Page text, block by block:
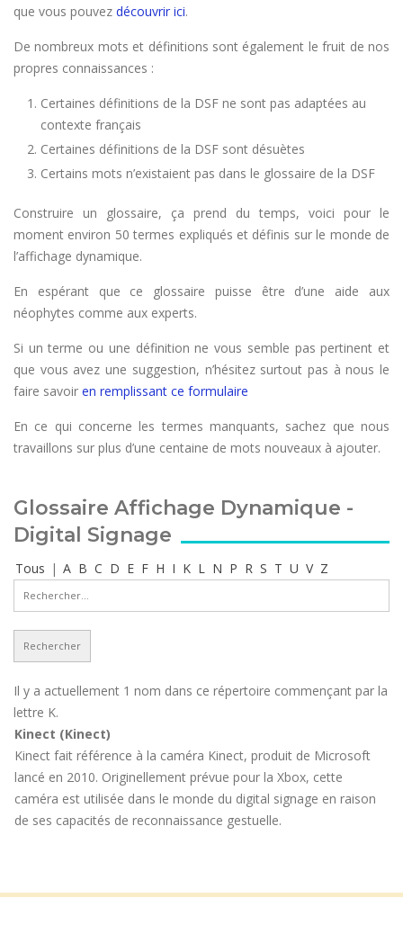
que vous pouvez découvrir ici.
De nombreux mots et définitions sont également le fruit de nos
propres connaissances :
Certaines définitions de la DSF ne sont pas adaptées au
contexte français
Certaines définitions de la DSF sont désuètes
Certains mots n’existaient pas dans le glossaire de la DSF
Construire un glossaire, ça prend du temps, voici pour le
moment environ 50 termes expliqués et définis sur le monde de
l’affichage dynamique.
En espérant que ce glossaire puisse être d’une aide aux
néophytes comme aux experts.
Si un terme ou une définition ne vous semble pas pertinent et
que vous avez une suggestion, n’hésitez surtout pas à nous le
faire savoir en remplissant ce formulaire
En ce qui concerne les termes manquants, sachez que nous
travaillons sur plus d’une centaine de mots nouveaux à ajouter.
Glossaire Affichage Dynamique -
Digital Signage
Tous | A B C D E F H I K L N P R S T U V Z
Il y a actuellement 1 nom dans ce répertoire commençant par la
lettre K.
Kinect (Kinect)
Kinect fait référence à la caméra Kinect, produit de Microsoft
lancé en 2010. Originellement prévue pour la Xbox, cette
caméra est utilisée dans le monde du digital signage en raison
de ses capacités de reconnaissance gestuelle.